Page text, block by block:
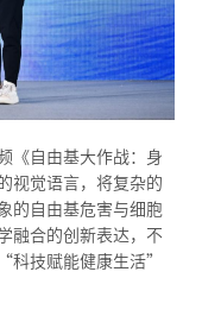
《自由基大作战：身
视觉语言，将复杂的
的自由基危害与细胞
融合的创新表达，不
科技赋能健康生活”